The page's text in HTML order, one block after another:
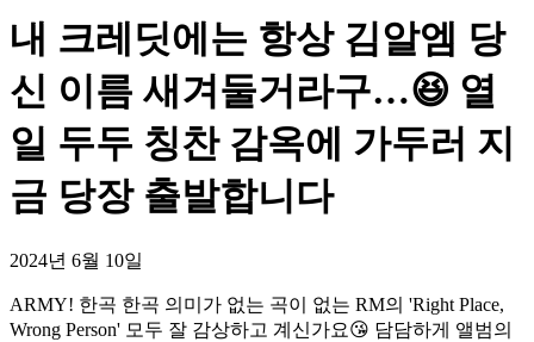
내 크레딧에는 항상 김알엠 당
신 이름 새겨둘거라구…😆 열
일 두두 칭찬 감옥에 가두러 지
금 당장 출발합니다
2024년 6월 10일
ARMY! 한곡 한곡 의미가 없는 곡이 없는 RM의 'Right Place,
Wrong Person' 모두 잘 감상하고 계신가요😘 담담하게 앨범의